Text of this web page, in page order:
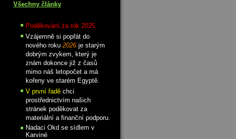
Všechny články
Poděkování,za rok 2025
Vzájemně si popřát do
nového roku 2026 je starým
dobrým zvykem, který je
znám dokonce již z časů
mimo náš letopočet a má
kořeny ve starém Egyptě.
V první řadě chci
prostřednictvím našich
stránek poděkovat za
materiální a finanční podporu.
Nadaci Okd se sídlem v
Karviné